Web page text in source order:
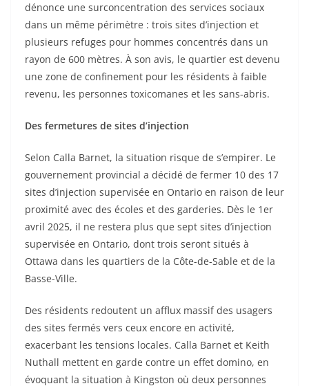
dénonce une surconcentration des services sociaux
dans un même périmètre : trois sites d’injection et
plusieurs refuges pour hommes concentrés dans un
rayon de 600 mètres. À son avis, le quartier est devenu
une zone de confinement pour les résidents à faible
revenu, les personnes toxicomanes et les sans-abris.
Des fermetures de sites d’injection
Selon Calla Barnet, la situation risque de s’empirer. Le
gouvernement provincial a décidé de fermer 10 des 17
sites d’injection supervisée en Ontario en raison de leur
proximité avec des écoles et des garderies. Dès le 1er
avril 2025, il ne restera plus que sept sites d’injection
supervisée en Ontario, dont trois seront situés à
Ottawa dans les quartiers de la Côte-de-Sable et de la
Basse-Ville.
Des résidents redoutent un afflux massif des usagers
des sites fermés vers ceux encore en activité,
exacerbant les tensions locales. Calla Barnet et Keith
Nuthall mettent en garde contre un effet domino, en
évoquant la situation à Kingston où deux personnes